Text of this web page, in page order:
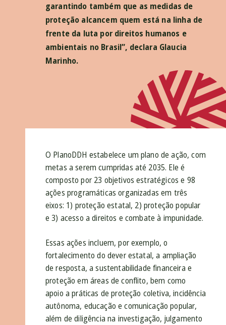
garantindo também que as medidas de
proteção alcancem quem está na linha de
frente da luta por direitos humanos e
ambientais no Brasil”, declara Glaucia
Marinho.
O PlanoDDH estabelece um plano de ação, com
metas a serem cumpridas até 2035. Ele é
composto por 23 objetivos estratégicos e 98
ações programáticas organizadas em três
eixos: 1) proteção estatal, 2) proteção popular
e 3) acesso a direitos e combate à impunidade.
Essas ações incluem, por exemplo, o
fortalecimento do dever estatal, a ampliação
de resposta, a sustentabilidade financeira e
proteção em áreas de conflito, bem como
apoio a práticas de proteção coletiva, incidência
autônoma, educação e comunicação popular,
além de diligência na investigação, julgamento